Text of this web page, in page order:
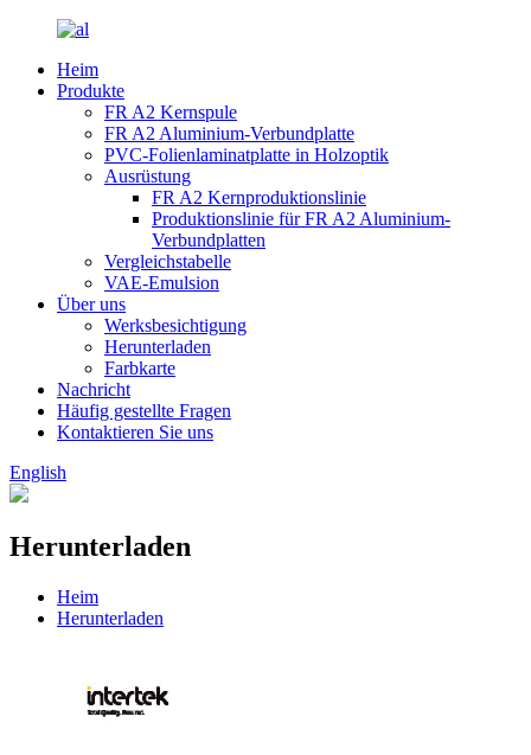
Heim
Produkte
FR A2 Kernspule
FR A2 Aluminium-Verbundplatte
PVC-Folienlaminatplatte in Holzoptik
Ausrüstung
FR A2 Kernproduktionslinie
Produktionslinie für FR A2 Aluminium-
Verbundplatten
Vergleichstabelle
VAE-Emulsion
Über uns
Werksbesichtigung
Herunterladen
Farbkarte
Nachricht
Häufig gestellte Fragen
Kontaktieren Sie uns
English
Herunterladen
Heim
Herunterladen